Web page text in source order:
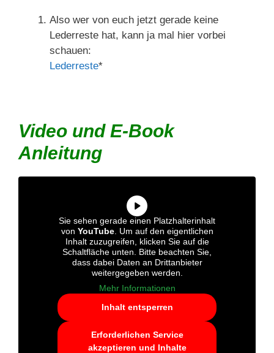
Also wer von euch jetzt gerade keine
Lederreste hat, kann ja mal hier vorbei
schauen:
Lederreste*
Video und E-Book
Anleitung
Sie sehen gerade einen Platzhalterinhalt
von YouTube. Um auf den eigentlichen
Inhalt zuzugreifen, klicken Sie auf die
Schaltfläche unten. Bitte beachten Sie,
dass dabei Daten an Drittanbieter
weitergegeben werden.
Mehr Informationen
Inhalt entsperren
Erforderlichen Service
akzeptieren und Inhalte